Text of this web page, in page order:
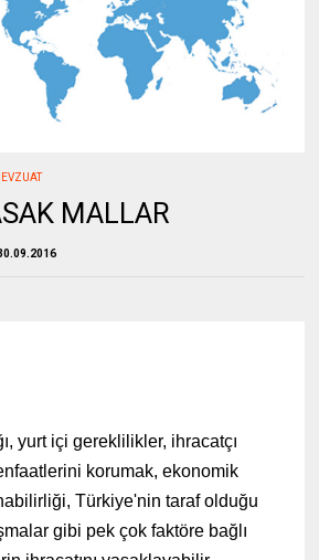
MALLAR
yurt içi gereklilikler, ihracatçı
korumak, ekonomik
Türkiye'nin taraf olduğu
gibi pek çok faktöre bağlı